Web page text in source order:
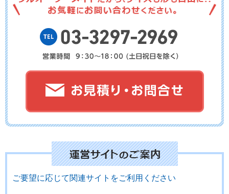
No.03-106 No.03-105 No.03-104
ご要望に応じて関連サイトをご利用ください